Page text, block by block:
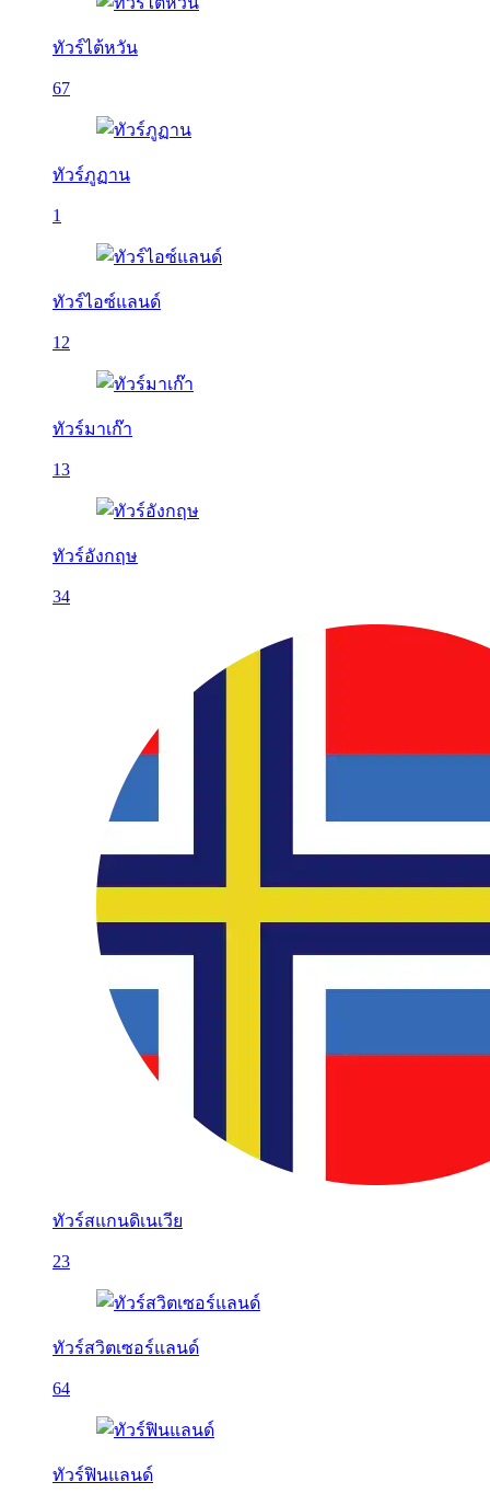
ทัวร์ไต้หวัน
67
ทัวร์ภูฏาน
1
ทัวร์ไอซ์แลนด์
12
ทัวร์มาเก๊า
13
ทัวร์อังกฤษ
34
ทัวร์สแกนดิเนเวีย
23
ทัวร์สวิตเซอร์แลนด์
64
ทัวร์ฟินแลนด์